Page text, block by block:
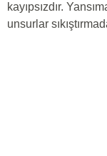
kayıpsızdır.
unsurlar